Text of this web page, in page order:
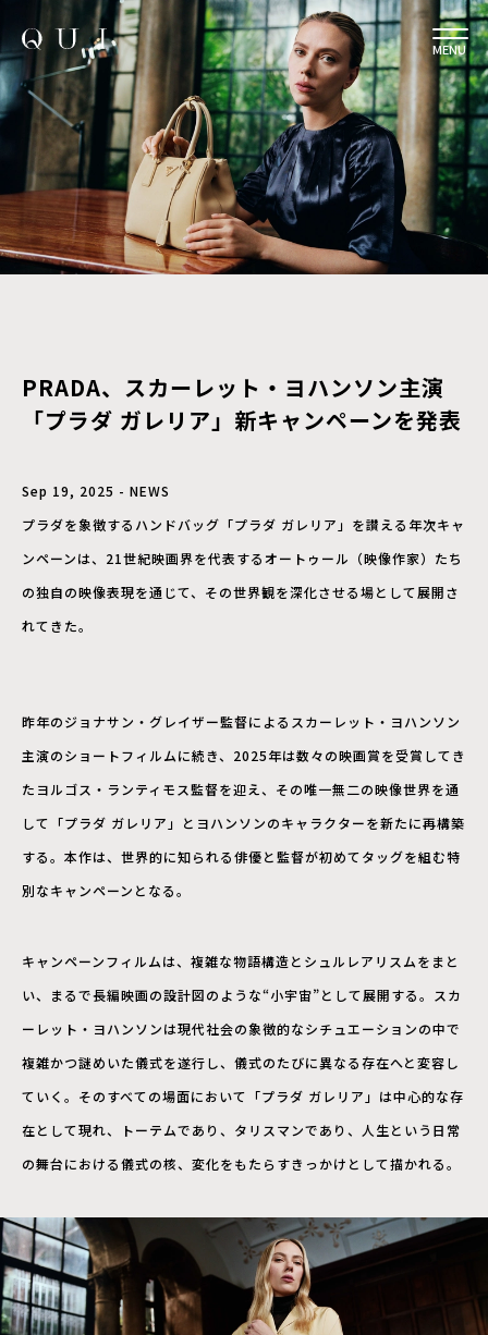
MENU
PRADA、スカーレット・ヨハンソン主演
「プラダ ガレリア」新キャンペーンを発表
Sep 19, 2025 - NEWS
プラダを象徴するハンドバッグ「プラダ ガレリア」を讃える年次キャ
ンペーンは、21世紀映画界を代表するオートゥール（映像作家）たち
の独自の映像表現を通じて、その世界観を深化させる場として展開さ
れてきた。
昨年のジョナサン・グレイザー監督によるスカーレット・ヨハンソン
主演のショートフィルムに続き、2025年は数々の映画賞を受賞してき
たヨルゴス・ランティモス監督を迎え、その唯一無二の映像世界を通
して「プラダ ガレリア」とヨハンソンのキャラクターを新たに再構築
する。本作は、世界的に知られる俳優と監督が初めてタッグを組む特
別なキャンペーンとなる。
キャンペーンフィルムは、複雑な物語構造とシュルレアリスムをまと
い、まるで長編映画の設計図のような“小宇宙”として展開する。スカ
ーレット・ヨハンソンは現代社会の象徴的なシチュエーションの中で
複雑かつ謎めいた儀式を遂行し、儀式のたびに異なる存在へと変容し
ていく。そのすべての場面において「プラダ ガレリア」は中心的な存
在として現れ、トーテムであり、タリスマンであり、人生という日常
の舞台における儀式の核、変化をもたらすきっかけとして描かれる。